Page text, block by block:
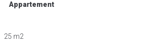
Appartement
25 m2